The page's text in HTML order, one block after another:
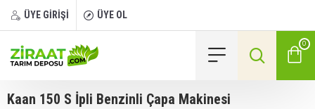
ÜYE GİRİŞİ ÜYE OL
0
Kaan 150 S İpli Benzinli Çapa Makinesi